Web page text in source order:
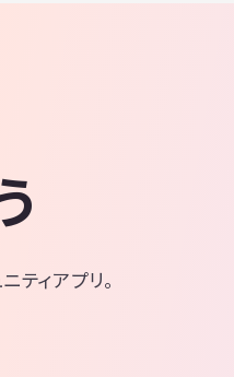
ティアプリ。